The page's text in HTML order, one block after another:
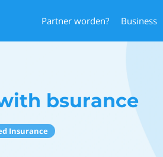
Partner worden? Business
bsurance
Insurance